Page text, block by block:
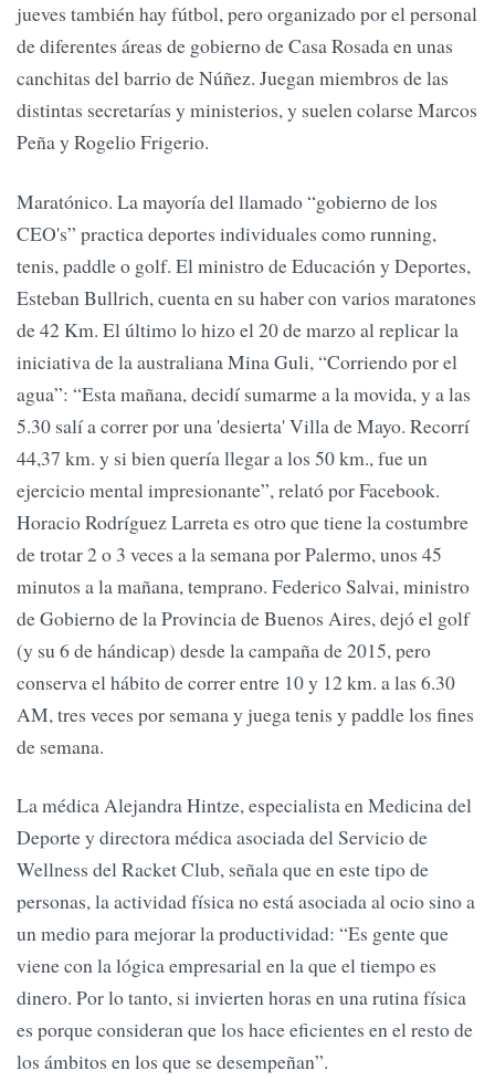
jueves también hay fútbol, pero organizado por el personal
de diferentes áreas de gobierno de Casa Rosada en unas
canchitas del barrio de Núñez. Juegan miembros de las
distintas secretarías y ministerios, y suelen colarse Marcos
Peña y Rogelio Frigerio.
Maratónico. La mayoría del llamado “gobierno de los
CEO's” practica deportes individuales como running,
tenis, paddle o golf. El ministro de Educación y Deportes,
Esteban Bullrich, cuenta en su haber con varios maratones
de 42 Km. El último lo hizo el 20 de marzo al replicar la
iniciativa de la australiana Mina Guli, “Corriendo por el
agua”: “Esta mañana, decidí sumarme a la movida, y a las
5.30 salí a correr por una 'desierta' Villa de Mayo. Recorrí
44,37 km. y si bien quería llegar a los 50 km., fue un
ejercicio mental impresionante”, relató por Facebook.
Horacio Rodríguez Larreta es otro que tiene la costumbre
de trotar 2 o 3 veces a la semana por Palermo, unos 45
minutos a la mañana, temprano. Federico Salvai, ministro
de Gobierno de la Provincia de Buenos Aires, dejó el golf
(y su 6 de hándicap) desde la campaña de 2015, pero
conserva el hábito de correr entre 10 y 12 km. a las 6.30
AM, tres veces por semana y juega tenis y paddle los fines
de semana.
La médica Alejandra Hintze, especialista en Medicina del
Deporte y directora médica asociada del Servicio de
Wellness del Racket Club, señala que en este tipo de
personas, la actividad física no está asociada al ocio sino a
un medio para mejorar la productividad: “Es gente que
viene con la lógica empresarial en la que el tiempo es
dinero. Por lo tanto, si invierten horas en una rutina física
es porque consideran que los hace eficientes en el resto de
los ámbitos en los que se desempeñan”.